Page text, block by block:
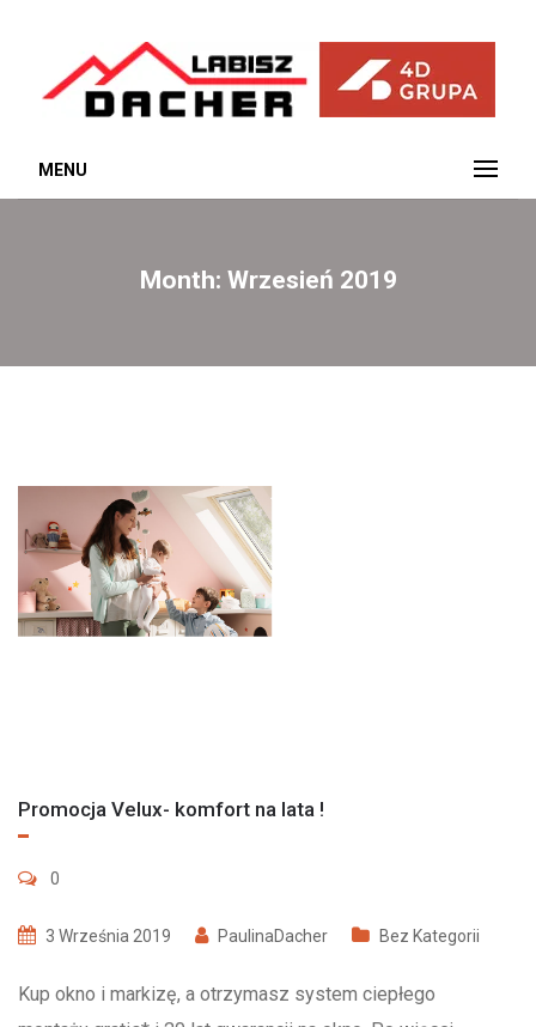
MENU
Month: Wrzesień 2019
Promocja Velux- komfort na lata !
0
3 Września 2019 PaulinaDacher Bez Kategorii
Kup okno i markizę, a otrzymasz system ciepłego